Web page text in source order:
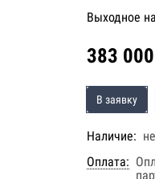
Выходное
383
В заявку
Наличие:
Оплата: